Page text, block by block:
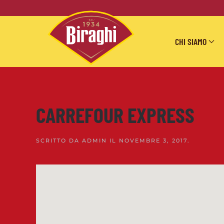
Skip to main content
CHI SIAMO
CARREFOUR EXPRESS
SCRITTO DA ADMIN IL NOVEMBRE 3, 2017.